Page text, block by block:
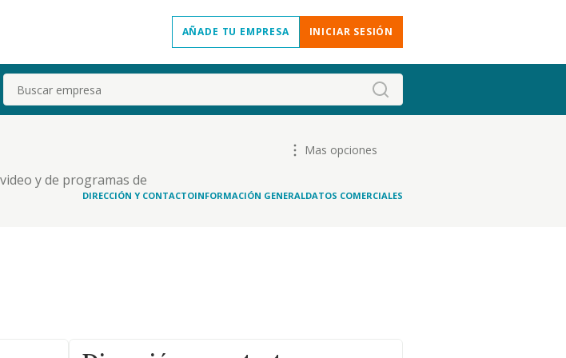
AÑADE TU EMPRESA INICIAR SESIÓN
Buscar
y de programas de
Mas opciones
DIRECCIÓN Y CONTACTOINFORMACIÓN GENERALDATOS COMERCIALES